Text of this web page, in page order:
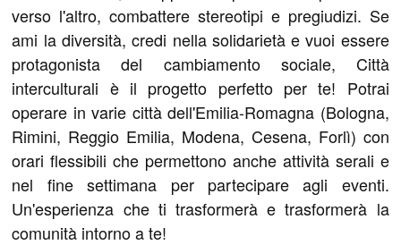
verso l'altro, combattere stereotipi e pregiudizi. Se
ami la diversità, credi nella solidarietà e vuoi essere
protagonista del cambiamento sociale, Città
interculturali è il progetto perfetto per te! Potrai
operare in varie città dell'Emilia-Romagna (Bologna,
Rimini, Reggio Emilia, Modena, Cesena, Forlì) con
orari flessibili che permettono anche attività serali e
nel fine settimana per partecipare agli eventi.
Un'esperienza che ti trasformerà e trasformerà la
comunità intorno a te!